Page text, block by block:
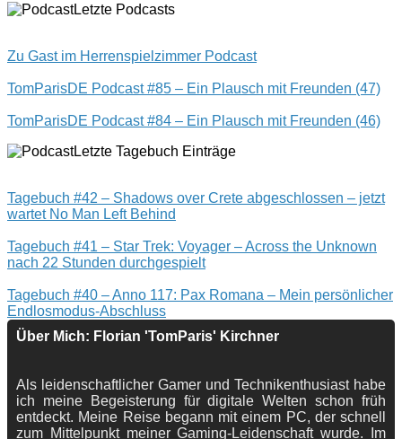
Letzte Podcasts
Zu Gast im Herrenspielzimmer Podcast
TomParisDE Podcast #85 – Ein Plausch mit Freunden (47)
TomParisDE Podcast #84 – Ein Plausch mit Freunden (46)
Letzte Tagebuch Einträge
Tagebuch #42 – Shadows over Crete abgeschlossen – jetzt
wartet No Man Left Behind
Tagebuch #41 – Star Trek: Voyager – Across the Unknown
nach 22 Stunden durchgespielt
Tagebuch #40 – Anno 117: Pax Romana – Mein persönlicher
Endlosmodus-Abschluss
Über Mich: Florian 'TomParis' Kirchner
Als leidenschaftlicher Gamer und Technikenthusiast habe
ich meine Begeisterung für digitale Welten schon früh
entdeckt. Meine Reise begann mit einem PC, der schnell
zum Mittelpunkt meiner Gaming-Leidenschaft wurde. Im